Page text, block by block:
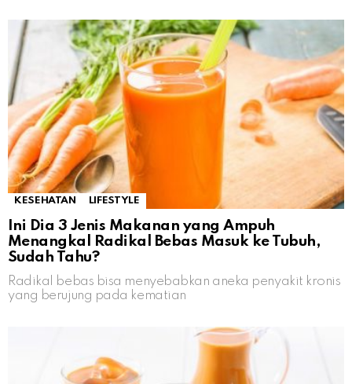
KESEHATAN LIFESTYLE
Ini Dia 3 Jenis Makanan yang Ampuh
Menangkal Radikal Bebas Masuk ke Tubuh,
Sudah Tahu?
Radikal bebas bisa menyebabkan aneka penyakit kronis
yang berujung pada kematian